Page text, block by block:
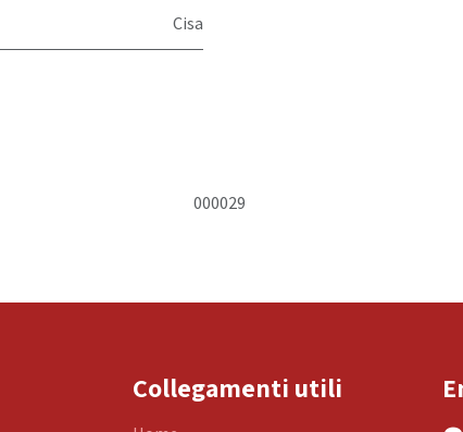
Cisa
000029
Collegamenti utili